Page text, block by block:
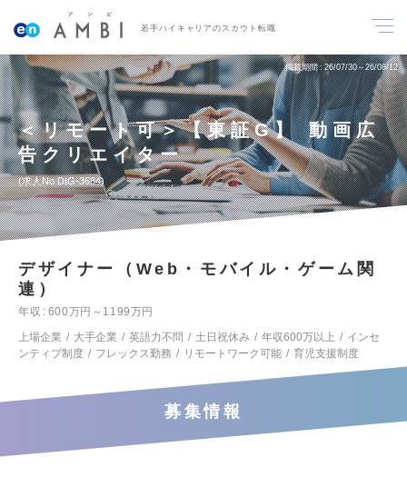
若手ハイキャリアのスカウト転職
掲載期間 26/07/30～26/08/12
＜リモート可＞【東証G】 動画広
告クリエイター
求人No.DIG-3684
デザイナー（Web・モバイル・ゲーム関
連）
年収
600万円～1199万円
上場企業
大手企業 英語力不問 土日祝休み 年収600万以上
インセ
ンティブ制度
フレックス勤務 リモートワーク可能 育児支援制度
募集情報